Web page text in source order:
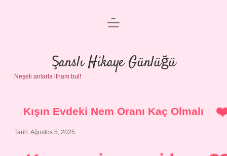
Anasayfa
Gizlilik Politikası
menüyü
Şanslı Hikaye Günlüğü
Neşeli anlarla ilham bul!
Kışın Evdeki Nem Oranı Kaç Olmalı
Tarih: Ağustos 5, 2025